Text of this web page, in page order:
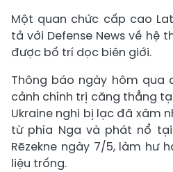
Một quan chức cấp cao
tả với Defense News về hệ
được bố trí dọc biên giới.
Thông báo ngày hôm qua
cảnh chính trị căng thẳng
Ukraine nghi bị lạc đã xâm
từ phía Nga và phát nổ
Rēzekne ngày 7/5, làm hư
liệu trống.